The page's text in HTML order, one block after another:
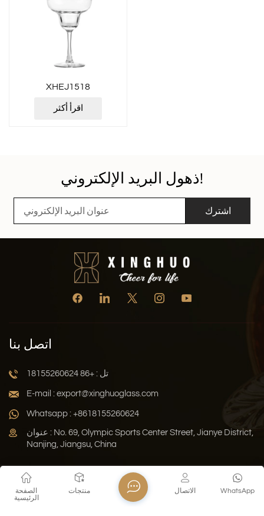
XHEJ1518
اقرأ أكثر
ذهول البريد الإلكتروني!
اشترك
اتصل بنا
تل : +86 18155260624
E-mail : export@xinghuoglass.com
Whatsapp : +8618155260624
عنوان : No. 69, Olympic Sports Center Street, Jianye District,
Nanjing, Jiangsu, China
Xml سياسة الخصوصية المدونة
خريطة الموقع
حقوق النشر © 2026 Jiangsu Xinghuo Technology Co., Ltd. جميع
الصفحة
الرئيسية
منتجات WhatsApp الاتصال